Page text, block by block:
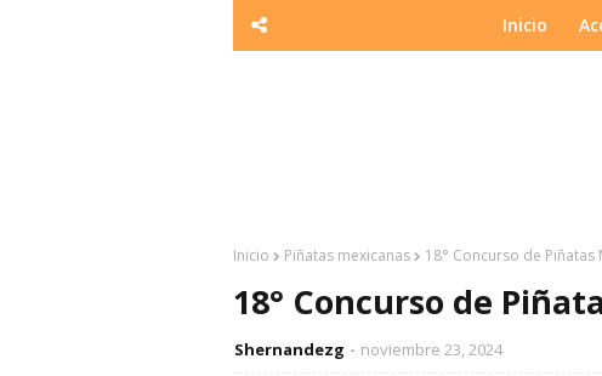
Inicio
Inicio Piñatas mexicanas 18° Concurso de Piñatas
18° Concurso de
Shernandezg noviembre 23, 2024